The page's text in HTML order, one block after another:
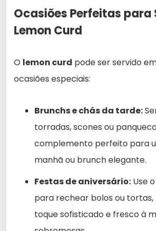
Ocasiões Perfeitas para
Lemon Curd
O lemon curd pode ser servido
ocasiões especiais:
Brunchs e chás da tarde:
torradas, scones ou
complemento perfeito para
manhã ou brunch elegante.
Festas de aniversário: Use
para rechear bolos ou
toque sofisticado e fresco à